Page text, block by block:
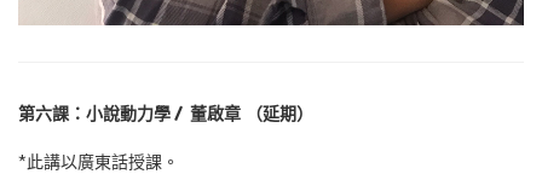
第六課：小說動力學 / 董啟章 （延期）
*此講以廣東話授課。